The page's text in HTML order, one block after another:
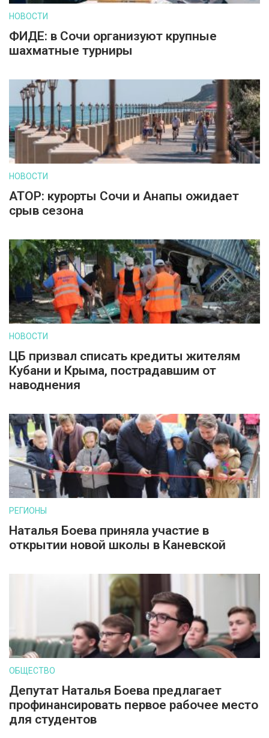
НОВОСТИ
ФИДЕ: в Сочи организуют крупные
шахматные турниры
НОВОСТИ
АТОР: курорты Сочи и Анапы ожидает
срыв сезона
НОВОСТИ
ЦБ призвал списать кредиты жителям
Кубани и Крыма, пострадавшим от
наводнения
РЕГИОНЫ
Наталья Боева приняла участие в
открытии новой школы в Каневской
ОБЩЕСТВО
Депутат Наталья Боева предлагает
профинансировать первое рабочее место
для студентов